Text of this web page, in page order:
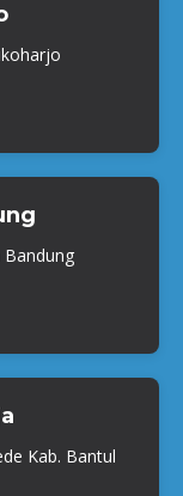
Bandung
Kab. Bantul